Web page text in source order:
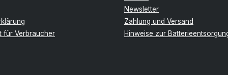
für Verbraucher
Newsletter
Zahlung und Versand
Hinweise zur